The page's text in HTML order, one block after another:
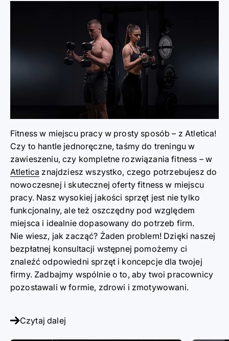
Fitness w miejscu pracy w prosty sposób – z Atletica!
Czy to hantle jednoręczne, taśmy do treningu w
zawieszeniu, czy kompletne rozwiązania fitness – w
Atletica znajdziesz wszystko, czego potrzebujesz do
nowoczesnej i skutecznej oferty fitness w miejscu
pracy. Nasz wysokiej jakości sprzęt jest nie tylko
funkcjonalny, ale też oszczędny pod względem
miejsca i idealnie dopasowany do potrzeb firm.
Nie wiesz, jak zacząć? Żaden problem! Dzięki naszej
bezpłatnej konsultacji wstępnej pomożemy ci
znaleźć odpowiedni sprzęt i koncepcje dla twojej
firmy. Zadbajmy wspólnie o to, aby twoi pracownicy
pozostawali w formie, zdrowi i zmotywowani.
Czytaj dalej